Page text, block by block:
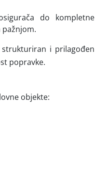
do kompletne
i prilagođen
popravke.
objekte: